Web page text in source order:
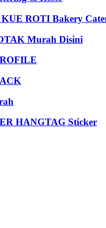
ROTI Bakery
Murah Disini
HANGTAG Sticker